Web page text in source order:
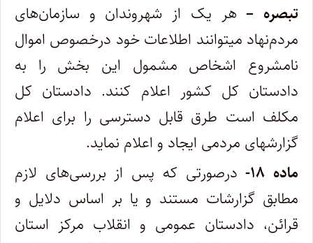
تبصره – هر یک از شهروندان و سازمان‌های
مردم‌نهاد می­توانند اطلاعات خود درخصوص اموال
نامشروع اشخاص مشمول این بخش را به
دادستان کل کشور اعلام کنند. دادستان کل
مکلف است طرق قابل دسترسی را برای اعلام
گزارش­های مردمی ایجاد و اعلام نماید.
ماده ۱۸-
درصورتی که پس از بررسی‌های لازم
مطابق گزارشات مستند و یا بر اساس دلایل و
قرائن، دادستان عمومی و انقلاب مرکز استان